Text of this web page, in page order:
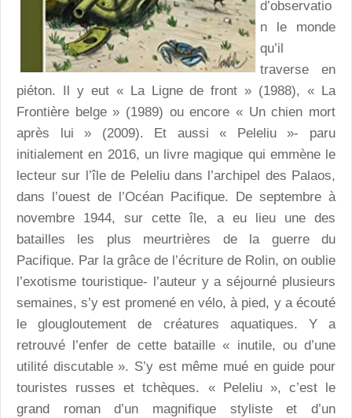
d’observatio
n le monde
qu’il
traverse en
piéton. Il y eut « La Ligne de front » (1988), « La
Frontière belge » (1989) ou encore « Un chien mort
après lui » (2009). Et aussi « Peleliu »- paru
initialement en 2016, un livre magique qui emmène le
lecteur sur l’île de Peleliu dans l’archipel des Palaos,
dans l’ouest de l’Océan Pacifique. De septembre à
novembre 1944, sur cette île, a eu lieu une des
batailles les plus meurtrières de la guerre du
Pacifique. Par la grâce de l’écriture de Rolin, on oublie
l’exotisme touristique- l’auteur y a séjourné plusieurs
semaines, s’y est promené en vélo, à pied, y a écouté
le glougloutement de créatures aquatiques. Y a
retrouvé l’enfer de cette bataille « inutile, ou d’une
utilité discutable ». S’y est même mué en guide pour
touristes russes et tchèques. « Peleliu », c’est le
grand roman d’un magnifique styliste et d’un